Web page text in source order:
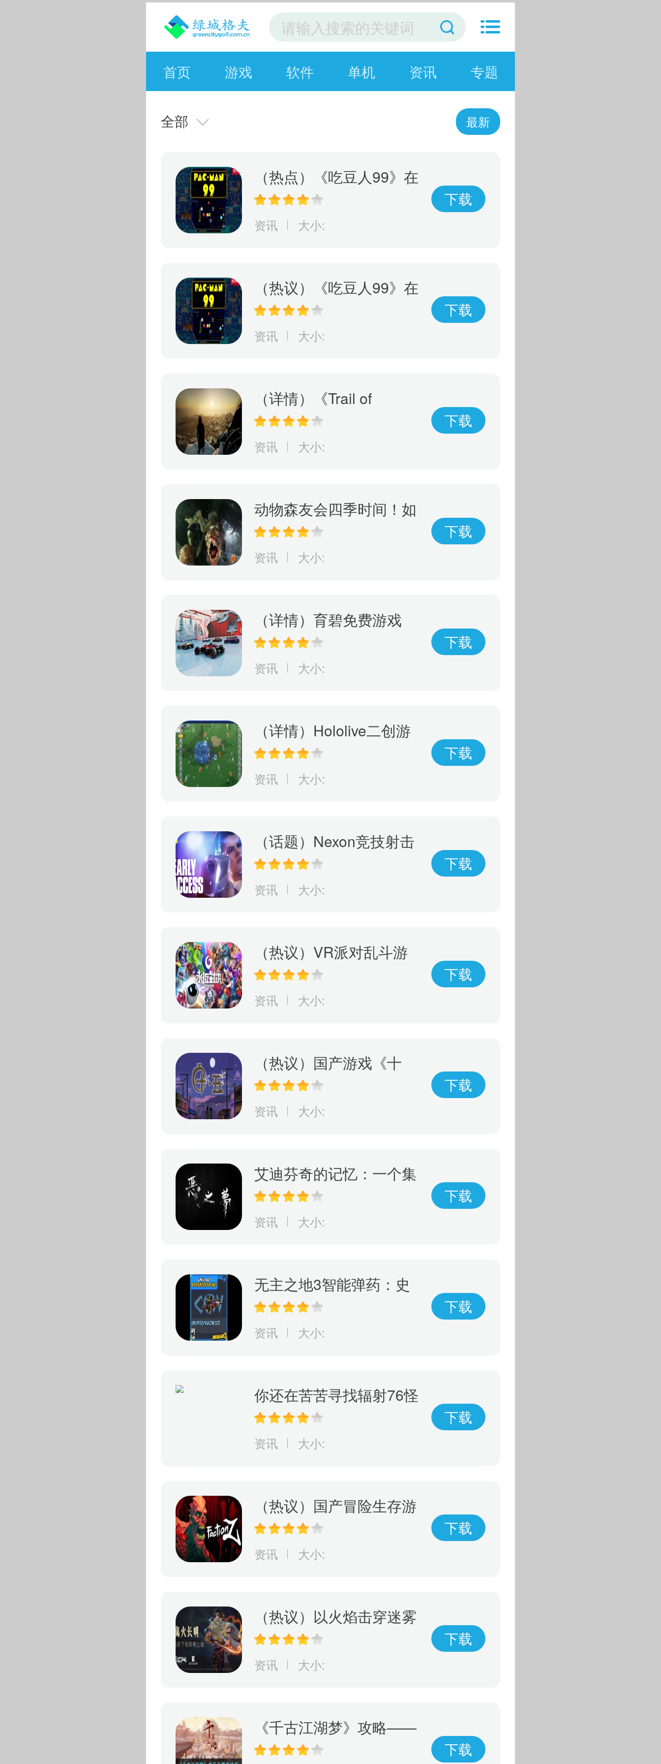
首页 游戏 软件 单机 资讯 专题
全部 最新
（热点）《吃豆人99》在
线游戏服务将于10月8日
关闭 离线模式继续
资讯 大小:
下载
（热议）《吃豆人99》在
线游戏服务将于10月8日
关闭
资讯 大小:
下载
（详情）《Trail of
Ayash》抢先体验游戏上
市！探索原住民神话传承
决定部族未来命运
资讯 大小:
下载
动物森友会四季时间！如
何利用游戏进行学习，玩
出动物森友会的四季变
化！
资讯 大小:
下载
（详情）育碧免费游戏
《赛道狂飙》5月15日登
陆PlayStation
资讯 大小:
下载
（详情）Hololive二创游
戏《Holocure》获Cover
许可将于Steam平台免费
推出
资讯 大小:
下载
（话题）Nexon竞技射击
游戏《幕后高手》5月19
日开启抢先体验
资讯 大小:
下载
（热议）VR派对乱斗游
戏《永恒对决》将于6/7
正式在Oculus Quest2、
PICO4和SteamVR登场
资讯 大小:
下载
（热议）国产游戏《十
五》发布预告片，将于5
月26日正式发售
资讯 大小:
下载
艾迪芬奇的记忆：一个集
冒险、推理、惊险于一身
的游戏，完成全剧情的挑
战！
资讯 大小:
下载
无主之地3智能弹药：史
诗级秘密武器，彻底改变
游戏规则！
资讯 大小:
下载
你还在苦苦寻找辐射76怪
物大全？现在有这款神奇
的游戏，它可以完美呈现
辐射76怪物等级和人物等
资讯 大小:
下载
（热议）国产冒险生存游
戏《Faction Z》震撼来
袭！ 现已开放抢先预购
资讯 大小:
下载
（热议）以火焰击穿迷雾
动作解谜游戏《离火长
明》将由Edigger发行
资讯 大小:
下载
《千古江湖梦》攻略——
养马及繁育技巧
下载